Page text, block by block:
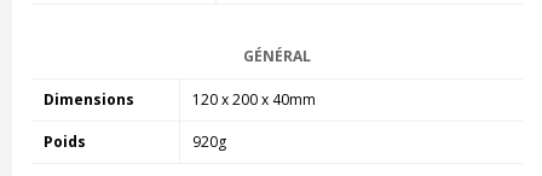
GÉNÉRAL
Dimensions 120 x 200 x 40mm
Poids 920g